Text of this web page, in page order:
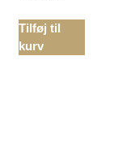
Tilføj til
kurv